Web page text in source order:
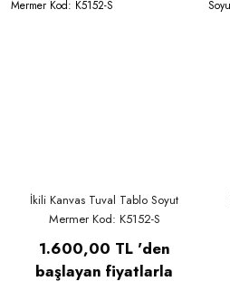
İkili Kanvas Tuval Tablo Soyut
Mermer Kod: K5152-S
1.600,00 TL 'den
başlayan fiyatlarla